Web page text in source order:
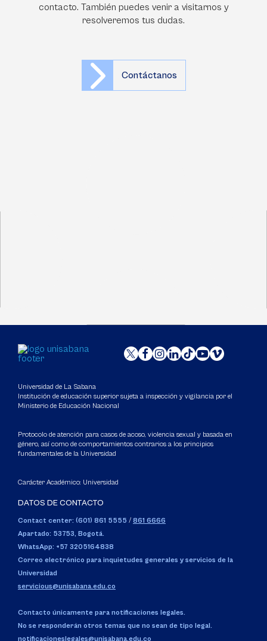
contacto. También puedes venir a visitarnos y
resolveremos tus dudas.
Contáctanos
Universidad de La Sabana
Institución de educación superior sujeta a inspección y vigilancia por el
Ministerio de Educación Nacional
Protocolo de atención para casos de acoso, violencia sexual y basada en
género, así como de comportamientos contrarios a los principios
fundamentales de la Universidad
Carácter Académico: Universidad
DATOS DE CONTACTO
Contact center: (601) 861 5555 / 861 6666
Apartado: 53753, Bogotá.
WhatsApp: +57 3205164838
Correo electrónico para inquietudes generales y servicios de la
Universidad
servicious@unisabana.edu.co
Contacto únicamente para notificaciones legales.
No se responderán otros temas que no sean de tipo legal.
notificacioneslegales@unisabana.edu.co